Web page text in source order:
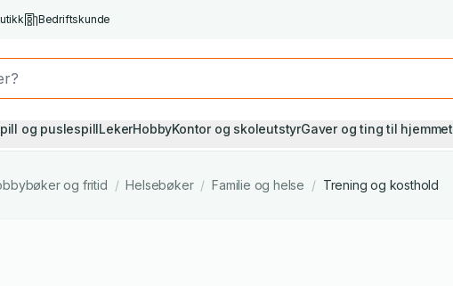
Bedriftskunde
og puslespillLekerHobbyKontor og skoleutstyrGaver og ting til hjemmet
og fritid / Helsebøker / Familie og helse / Trening og kosthold